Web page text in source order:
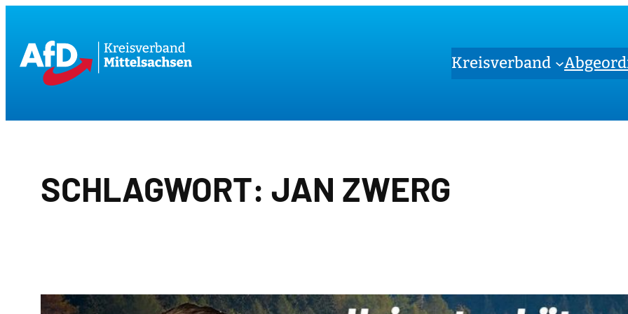
springen
Kreisverband
SCHLAGWORT: JAN ZWERG